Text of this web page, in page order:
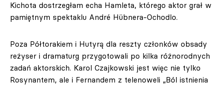
Kichota dostrzegłam echa Hamleta, którego aktor grał w
pamiętnym spektaklu André Hübnera-Ochodlo.
Poza Półtorakiem i Hutyrą dla reszty członków obsady
reżyser i dramaturg przygotowali po kilka różnorodnych
zadań aktorskich. Karol Czajkowski jest więc nie tylko
Rosynantem, ale i Fernandem z telenoweli „Ból istnienia